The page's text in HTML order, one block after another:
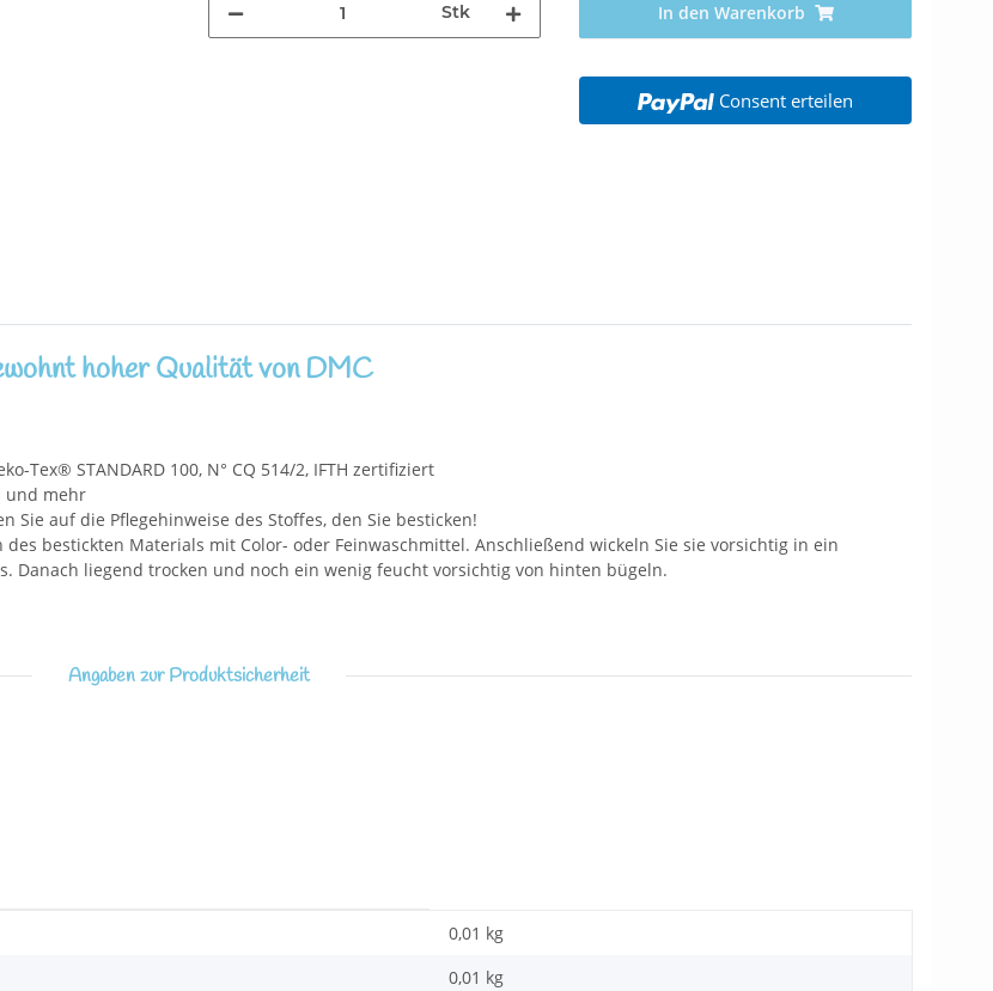
Stk In den Warenkorb
Consent erteilen
hoher Qualität von DMC
Tex® STANDARD 100, N° CQ 514/2, IFTH zertifiziert
und mehr
Sie auf die Pflegehinweise des Stoffes, den Sie besticken!
bestickten Materials mit Color- oder Feinwaschmittel. Anschließend wickeln Sie sie vorsichtig in ein
Danach liegend trocken und noch ein wenig feucht vorsichtig von hinten bügeln.
Angaben zur Produktsicherheit
0,01 kg
0,01 kg